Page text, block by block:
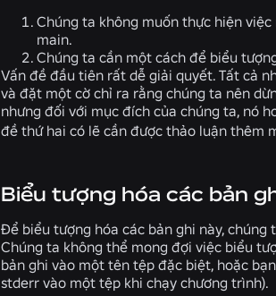
Chúng ta không muốn thực hiện
main.
Chúng ta cần một cách để biểu
Vấn đề đầu tiên rất dễ giải quyết. Tất cả
và đặt một cờ chỉ ra rằng chúng ta nên
nhưng đối với mục đích của chúng ta, nó
đề thứ hai có lẽ cần được thảo luận thêm
Biểu tượng hóa các bản
Để biểu tượng hóa các bản ghi này,
Chúng ta không thể mong đợi việc biểu
bản ghi vào một tên tệp đặc biệt, hoặc
stderr vào một tệp khi chạy chương trình).